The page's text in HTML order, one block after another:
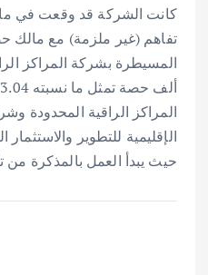
كانت الشركة قد وقعت في
تفاهم (غير ملزمة) مع مالك
المراكز الراقية المحدودة
الإقليمية للتطوير
حيث يبدأ العمل بالمذكرة من تاريخ